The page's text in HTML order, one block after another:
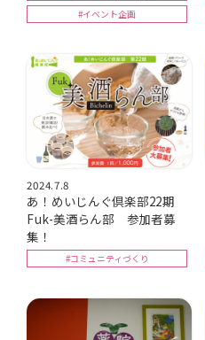
#イベント企画
2024.7.8
あ！めいじんぐ倶楽部22期
Fuk-美酒らん部 参加者募
集！
#コミュニティづくり